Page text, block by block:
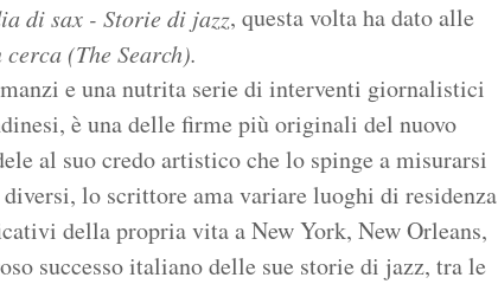
di sax - Storie di jazz, questa volta ha dato alle
cerca(The Search).
e una nutrita serie di interventi giornalistici
è una delle firme più originali del nuovo
al suo credo artistico che lo spinge a misurarsi
lo scrittore ama variare luoghi di residenza
della propria vita a New York, New Orleans,
successo italiano delle sue storie di jazz, tra le